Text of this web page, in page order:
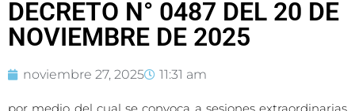
DECRETO N° 0487 DEL 20 DE
NOVIEMBRE DE 2025
noviembre 27, 2025 11:31 am
por medio del cual se convoca a sesiones extraordinarias